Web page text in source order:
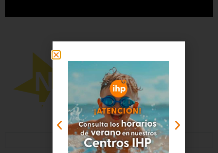
TODOS
NUESTROS
CENTROS IHP
ALMERÍA